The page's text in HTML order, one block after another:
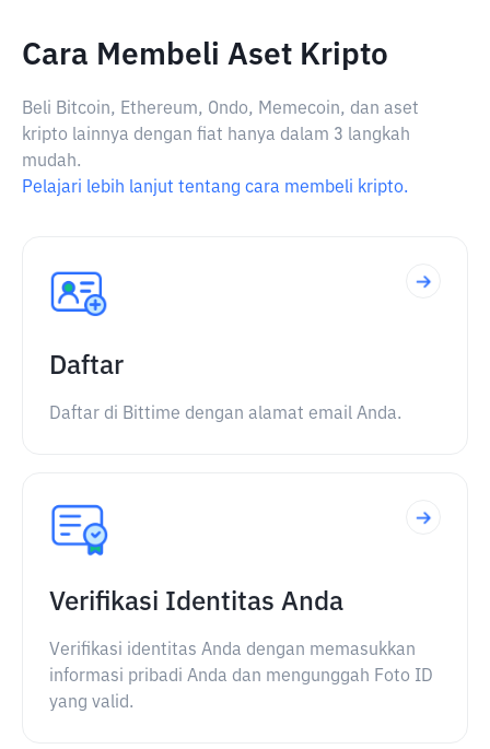
Cara Membeli Aset Kripto
Beli Bitcoin, Ethereum, Ondo, Memecoin, dan aset
kripto lainnya dengan fiat hanya dalam 3 langkah
mudah.
Pelajari lebih lanjut tentang cara membeli kripto.
Daftar
Daftar di Bittime dengan alamat email Anda.
Verifikasi Identitas Anda
Verifikasi identitas Anda dengan memasukkan
informasi pribadi Anda dan mengunggah Foto ID
yang valid.